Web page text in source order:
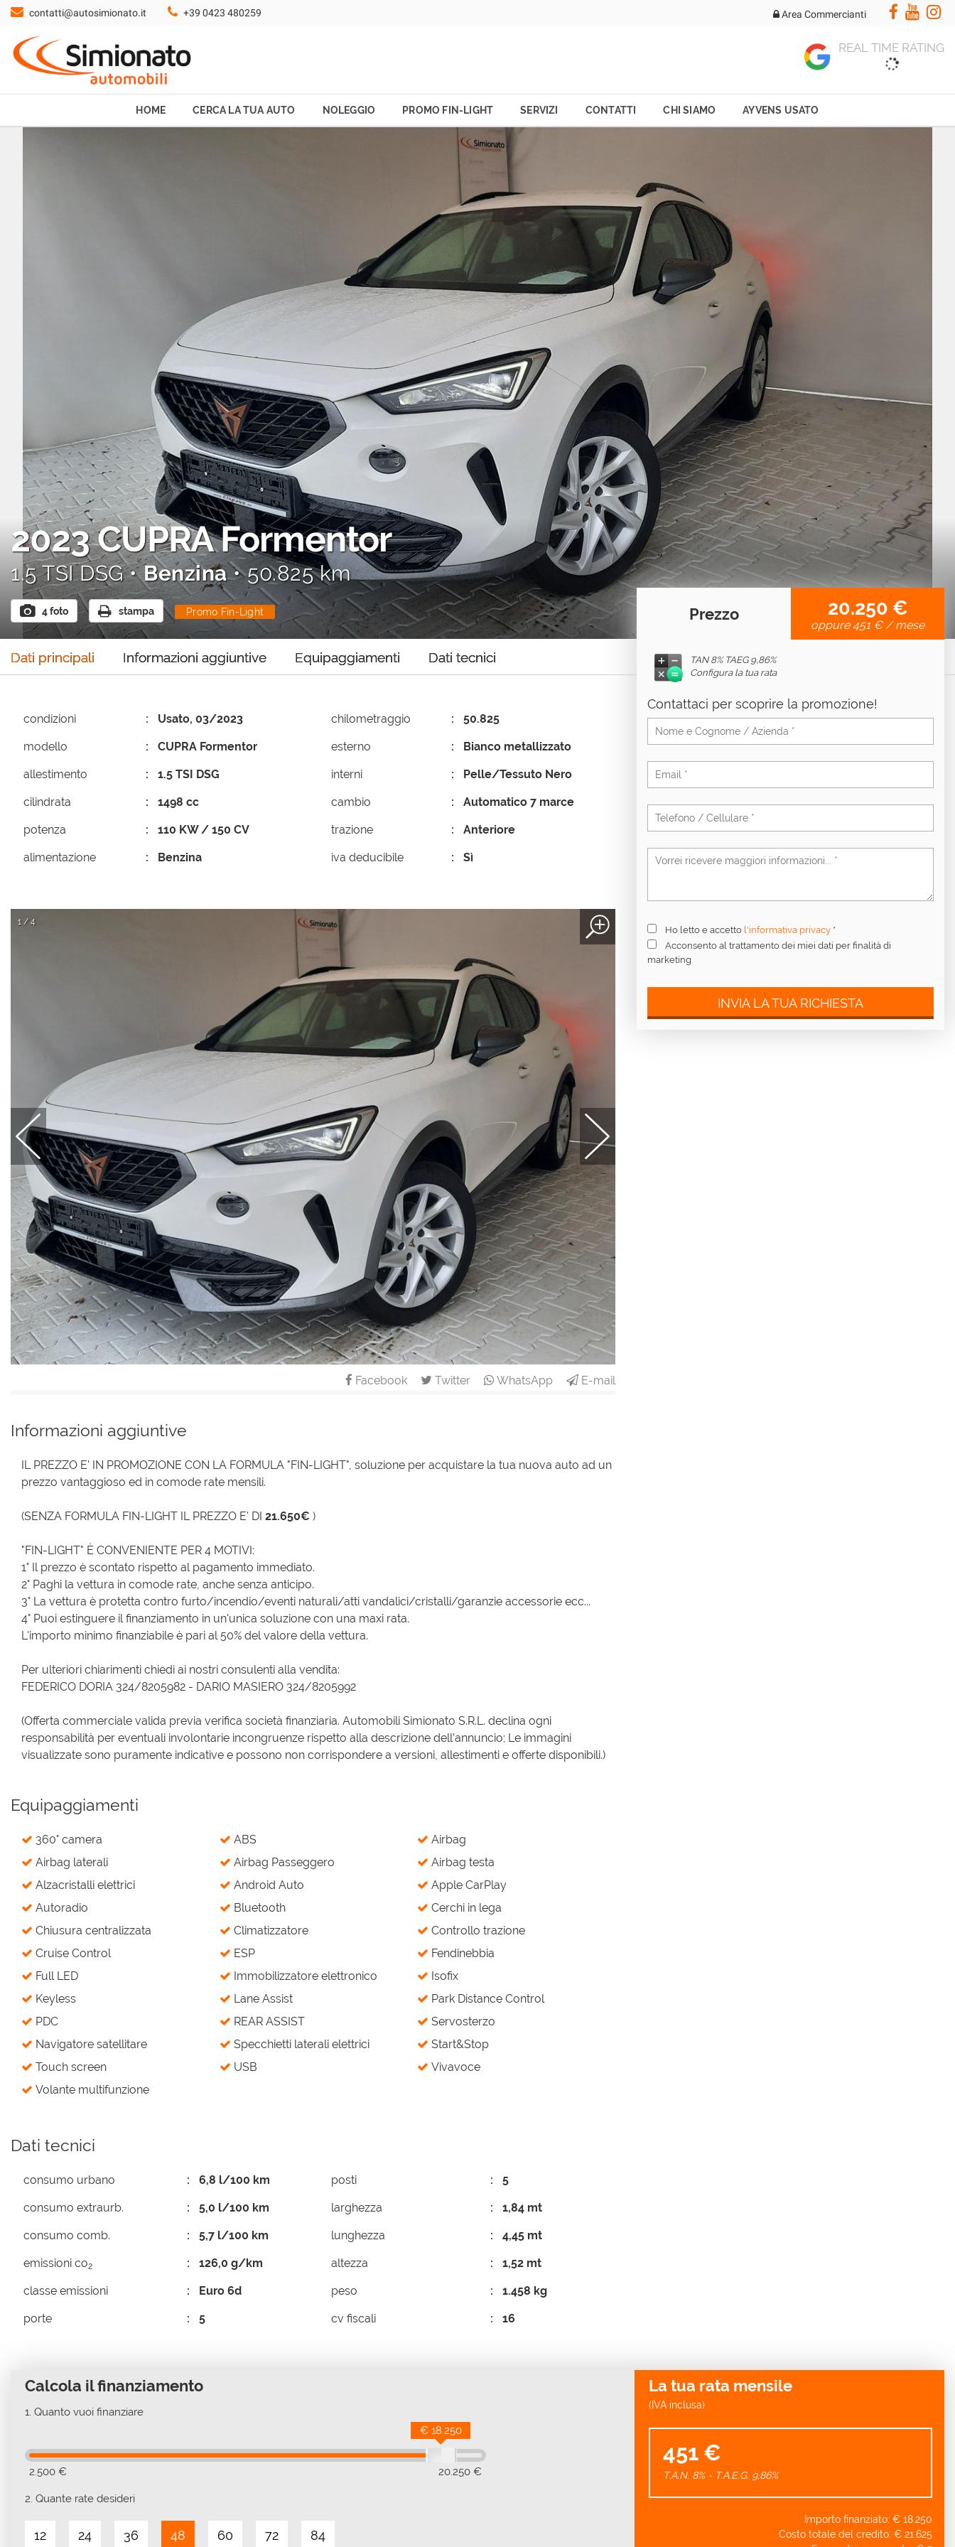
HOME
CERCA LA TUA AUTO
contatti@autosimionato.it +39 0423 480259 Area Commercianti
REAL TIME RATING
HOME CERCA LA TUA AUTO NOLEGGIO PROMO FIN-LIGHT SERVIZI CONTATTI CHI SIAMO AYVENS USATO
2023CUPRA Formentor
1.5 TSI DSG •Benzina• 50.825 km
4 foto stampa
Promo Fin-Light Promo Fin-Light Promo Fin-Light
Dati principali Informazioni aggiuntive Equipaggiamenti Dati tecnici
condizioni Usato, 03/2023
modello CUPRA Formentor
allestimento 1.5 TSI DSG
cilindrata 1498 cc
potenza 110 KW / 150 CV
alimentazione Benzina
chilometraggio 50.825
esterno Bianco metallizzato
interni Pelle/Tessuto Nero
cambio Automatico 7 marce
trazione Anteriore
iva deducibile Sì
1 / 4
Facebook Twitter WhatsApp E-mail
Informazioni aggiuntive
IL PREZZO E' IN PROMOZIONE CON LA FORMULA "FIN-LIGHT", soluzione per acquistare la tua nuova auto ad un
prezzo vantaggioso ed in comode rate mensili.
(SENZA FORMULA FIN-LIGHT IL PREZZO E' DI 21.650€ )
"FIN-LIGHT" È CONVENIENTE PER 4 MOTIVI:
1° Il prezzo è scontato rispetto al pagamento immediato.
2° Paghi la vettura in comode rate, anche senza anticipo.
3° La vettura è protetta contro furto/incendio/eventi naturali/atti vandalici/cristalli/garanzie accessorie ecc...
4° Puoi estinguere il finanziamento in un'unica soluzione con una maxi rata.
L'importo minimo finanziabile è pari al 50% del valore della vettura.
Per ulteriori chiarimenti chiedi ai nostri consulenti alla vendita:
FEDERICO DORIA 324/8205982 - DARIO MASIERO 324/8205992
(Offerta commerciale valida previa verifica società finanziaria. Automobili Simionato S.R.L. declina ogni
responsabilità per eventuali involontarie incongruenze rispetto alla descrizione dell’annuncio; Le immagini
visualizzate sono puramente indicative e possono non corrispondere a versioni, allestimenti e offerte disponibili.)
Equipaggiamenti
360° camera ABS
Airbag
Airbag laterali
Airbag Passeggero
Airbag testa
Alzacristalli elettrici
Android Auto
Apple CarPlay
Autoradio
Bluetooth
Cerchi in lega
Chiusura centralizzata
Climatizzatore
Controllo trazione
Cruise Control
ESP
Fendinebbia
Full LED
Immobilizzatore elettronico
Isofix
Keyless
Lane Assist
Park Distance Control
PDC
REAR ASSIST
Servosterzo
Navigatore satellitare
Specchietti laterali elettrici
Start&Stop
Touch screen
USB
Vivavoce
Volante multifunzione
Dati tecnici
consumo urbano 6,8 l/100 km
consumo extraurb. 5,0 l/100 km
consumo comb. 5,7 l/100 km
emissioni co2 126,0 g/km
classe emissioni Euro 6d
porte 5
posti 5
larghezza 1,84 mt
lunghezza 4,45 mt
altezza 1,52 mt
peso 1.458 kg
cv fiscali 16
Prezzo 20.250 €
oppure451 €/ mese
TAN 8% TAEG 9,86%
Configura la tua rata
Contattaci per scoprire la promozione!
Ho letto e accetto l'informativa privacy *
Acconsento al trattamento dei miei dati per finalità di
marketing
INVIA LA TUA RICHIESTA
Calcola il finanziamento
1. Quanto vuoi finanziare
2.500 € 20.250 €
€ 18.250
2. Quante rate desideri
12 24 36 48 60 72 84
La tua rata mensile
(IVA inclusa)
451 €
T.A.N. 8% - T.A.E.G. 9,86%
Importo finanziato: € 18.250
Costo totale del credito: € 21.625